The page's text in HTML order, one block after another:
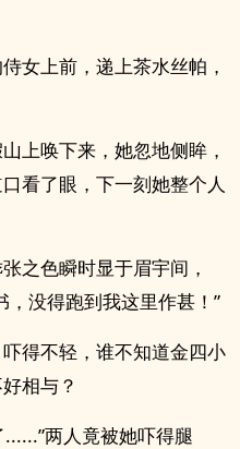
女上前，递上茶水丝帕，
上唤下来，她忽地侧眸，
看了眼，下一刻她整个人
之色瞬时显于眉宇间，
，没得跑到我这里作甚！”
得不轻，谁不知道金四小
相与？
两人竟被她吓得腿